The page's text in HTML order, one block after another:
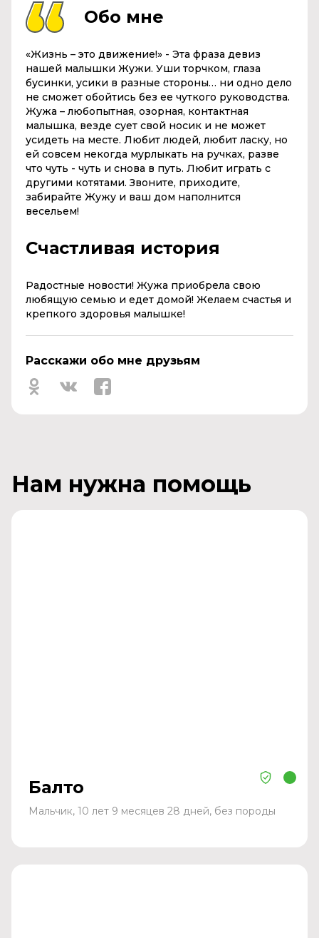
Обо мне
«Жизнь – это движение!» - Эта фраза девиз
нашей малышки Жужи. Уши торчком, глаза
бусинки, усики в разные стороны… ни одно дело
не сможет обойтись без ее чуткого руководства.
Жужа – любопытная, озорная, контактная
малышка, везде сует свой носик и не может
усидеть на месте. Любит людей, любит ласку, но
ей совсем некогда мурлыкать на ручках, разве
что чуть - чуть и снова в путь. Любит играть с
другими котятами. Звоните, приходите,
забирайте Жужу и ваш дом наполнится
весельем!
Счастливая история
Радостные новости! Жужа приобрела свою
любящую семью и едет домой! Желаем счастья и
крепкого здоровья малышке!
Расскажи обо мне друзьям
Нам нужна помощь
Балто
Мальчик, 10 лет 9 месяцев 28 дней, без породы